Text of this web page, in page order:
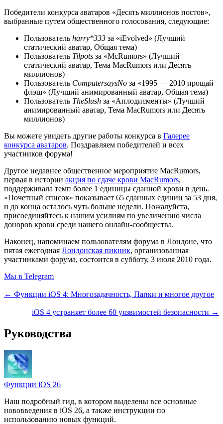
Победители конкурса аватаров «Десять миллионов постов»,
выбранные путем общественного голосования, следующие:
Пользователь harry*333 за «iEvolved» (Лучший
статический аватар, Общая тема)
Пользователь Tilpots за «McRumors» (Лучший
статический аватар, Тема MacRumors или Десять
миллионов)
Пользователь ComputersaysNo за «1995 — 2010 прощай
флэш» (Лучший анимированный аватар, Общая тема)
Пользователь TheSlush за «Аплодисменты» (Лучший
анимированный аватар, Тема MacRumors или Десять
миллионов)
Вы можете увидеть другие работы конкурса в Галерее
конкурса аватаров. Поздравляем победителей и всех
участников форума!
Другое недавнее общественное мероприятие MacRumors,
первая в истории акция по сдаче крови MacRumors,
поддерживала темп более 1 единицы сданной крови в день.
«Почетный список» показывает 65 сданных единиц за 53 дня,
и до конца осталось чуть больше недели. Пожалуйста,
присоединяйтесь к нашим усилиям по увеличению числа
доноров крови среди нашего онлайн-сообщества.
Наконец, напоминаем пользователям форума в Лондоне, что
пятая ежегодная Лондонская пикник, организованная
участниками форума, состоится в субботу, 3 июля 2010 года.
Мы в Telegram
← Функции iOS 4: Многозадачность, Папки и многое другое
iOS 4 устраняет более 60 уязвимостей безопасности →
Руководства
Функции iOS 26
Наш подробный гид, в котором выделены все основные
нововведения в iOS 26, а также инструкции по
использованию новых функций.